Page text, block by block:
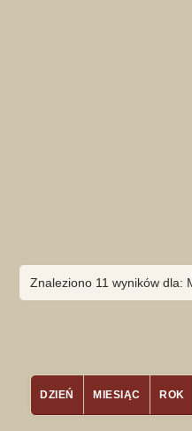
Znaleziono 11 wyników dla:
DZIEŃ MIESIĄC ROK